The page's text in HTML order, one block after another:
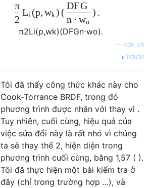
π
2
Li (p, wk) (
DFG
n ⋅ wo
) .
π2Li(p,wk)(DFGn⋅wo).
con sói
nguồn
Tôi đã thấy công thức khác này cho
Cook-Torrance BRDF, trong đó
phương trình được nhân với thay vì .
Tuy nhiên, cuối cùng, hiệu quả của
việc sửa đổi này là rất nhỏ vì chúng
ta sẽ thay thế 2, hiện diện trong
phương trình cuối cùng, bằng 1,57 ( ).
Tôi đã thực hiện một bài kiểm tra ở
đây (chỉ trong trường hợp ...), và